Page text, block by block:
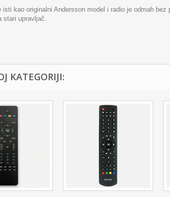
isti kao originalni Andersson model i radio je odmah
stari upravljač.
KATEGORIJI: